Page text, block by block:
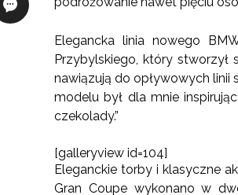
Elegancka linia nowego
Przybylskiego, który stworzył
nawiązują do opływowych linii
modelu był dla mnie
czekolady.”
[galleryview id=104]
Eleganckie torby i klasyczne
Gran Coupe wykonano w